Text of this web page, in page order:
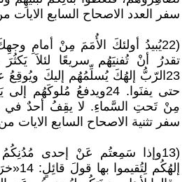
سفر العدد الاصحاح السابع الايات من 1 الى
(22يُبيدُ أولئكَ الأُمَمَ مِنْ أمامِ
تقدرُ أنْ تُفنيَهُم سريعًا لئلاَ
23الرّبُّ إلهُكَ يُسلِّمُهُم إليكَ ويُوقِعُ
حتى يفنَوا. 24ويدفعُ
مِنْ تَحتِ السَّماءِ. لا يقِفُ أحدٌ في
سفر تثنية الاصحاح السابع الايات من 22 الى 24 )
(13وإذا سَمِعتُم عَنْ إحدى
إلهُكُم